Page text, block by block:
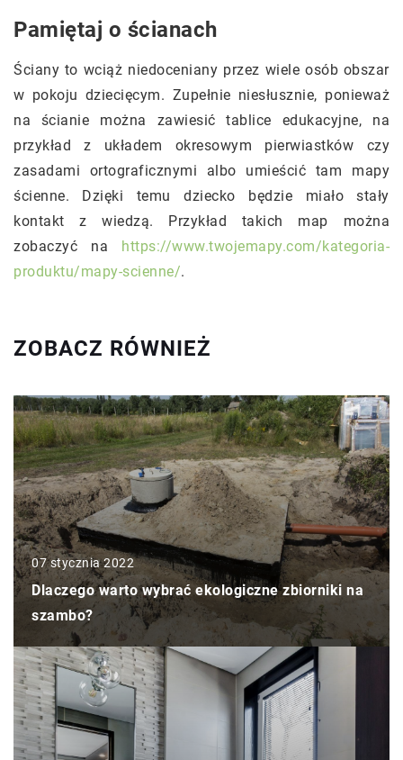
Pamiętaj o ścianach
Ściany to wciąż niedoceniany przez wiele osób obszar
w pokoju dziecięcym. Zupełnie niesłusznie, ponieważ
na ścianie można zawiesić tablice edukacyjne, na
przykład z układem okresowym pierwiastków czy
zasadami ortograficznymi albo umieścić tam mapy
ścienne. Dzięki temu dziecko będzie miało stały
kontakt z wiedzą. Przykład takich map można
zobaczyć na
https://www.twojemapy.com/kategoria-
produktu/mapy-scienne/.
ZOBACZ RÓWNIEŻ
07 stycznia 2022
Dlaczego warto wybrać ekologiczne zbiorniki na
szambo?